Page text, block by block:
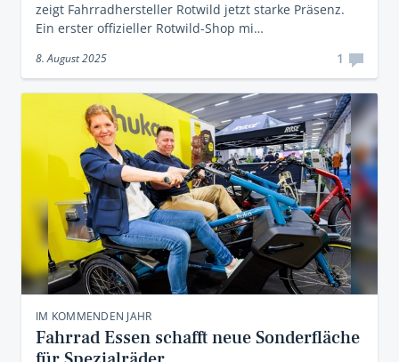
zeigt Fahrradhersteller Rotwild jetzt starke Präsenz.
Ein erster offizieller Rotwild-Shop mi…
8. August 2025 1
IM KOMMENDEN JAHR
Fahrrad Essen schafft neue Sonderfläche